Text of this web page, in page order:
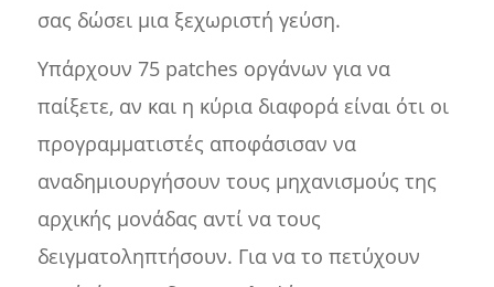
σας δώσει μια ξεχωριστή γεύση.
Υπάρχουν 75 patches οργάνων για να
παίξετε, αν και η κύρια διαφορά είναι ότι οι
προγραμματιστές αποφάσισαν να
αναδημιουργήσουν τους μηχανισμούς της
αρχικής μονάδας αντί να τους
δειγματοληπτήσουν. Για να το πετύχουν